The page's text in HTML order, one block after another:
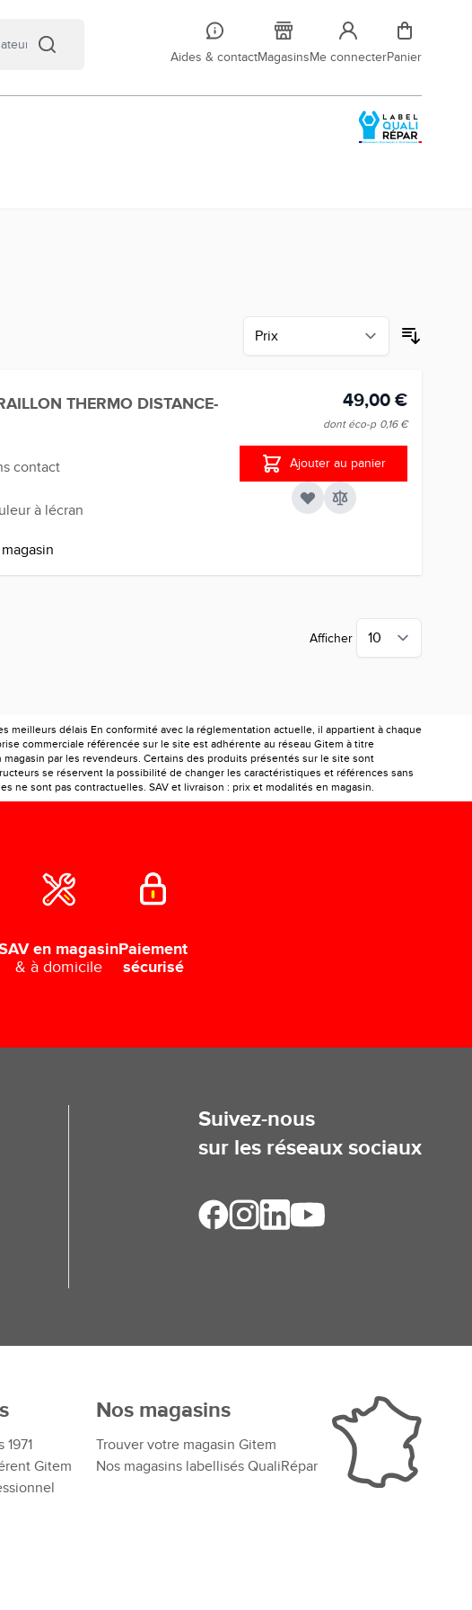
Aides & contactMagasinsMe connecterPanier
THERMO DISTANCE-
contact
à lécran
49,00 €
dont éco-p 0,16 €
Ajouter au panier
Afficher
délais En conformité avec la réglementation actuelle, il appartient à chaque
commerciale référencée sur le site est adhérente au réseau Gitem à titre
par les revendeurs. Certains des produits présentés sur le site sont
se réservent la possibilité de changer les caractéristiques et références sans
ne sont pas contractuelles. SAV et livraison : prix et modalités en magasin.
en magasin
& à domicile
Paiement
sécurisé
Suivez-nous
sur les réseaux sociaux
Gitem
Nos magasins
Trouver votre magasin Gitem
Nos magasins labellisés QualiRépar